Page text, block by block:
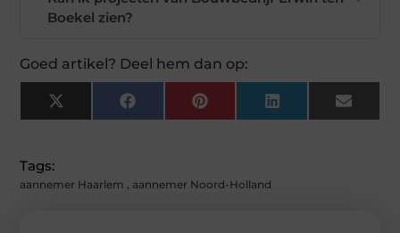
Boekel zien?
Goed artikel? Deel hem dan op:
X
(Twitter)
FacebookPinterest LinkedIn Email
Tags:
aannemer Haarlem , aannemer Noord-Holland